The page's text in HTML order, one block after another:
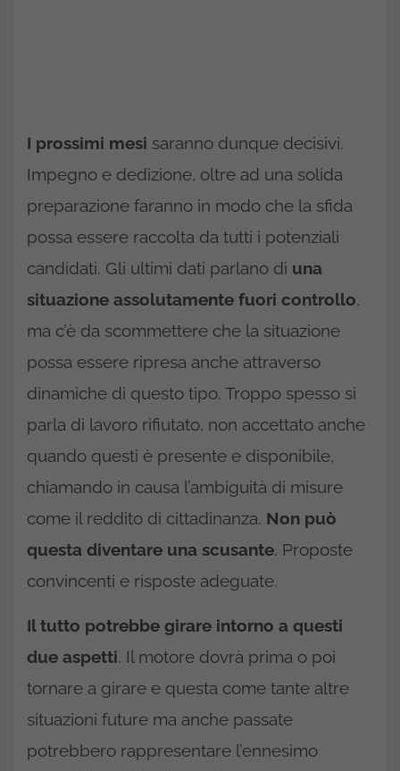
I prossimi mesi saranno dunque decisivi.
Impegno e dedizione, oltre ad una solida
preparazione faranno in modo che la sfida
possa essere raccolta da tutti i potenziali
candidati. Gli ultimi dati parlano di una
situazione assolutamente fuori controllo,
ma c’è da scommettere che la situazione
possa essere ripresa anche attraverso
dinamiche di questo tipo. Troppo spesso si
parla di lavoro rifiutato, non accettato anche
quando questi è presente e disponibile,
chiamando in causa l’ambiguità di misure
come il reddito di cittadinanza. Non può
questa diventare una scusante. Proposte
convincenti e risposte adeguate.
Il tutto potrebbe girare intorno a questi
due aspetti. Il motore dovrà prima o poi
tornare a girare e questa come tante altre
situazioni future ma anche passate
potrebbero rappresentare l’ennesimo